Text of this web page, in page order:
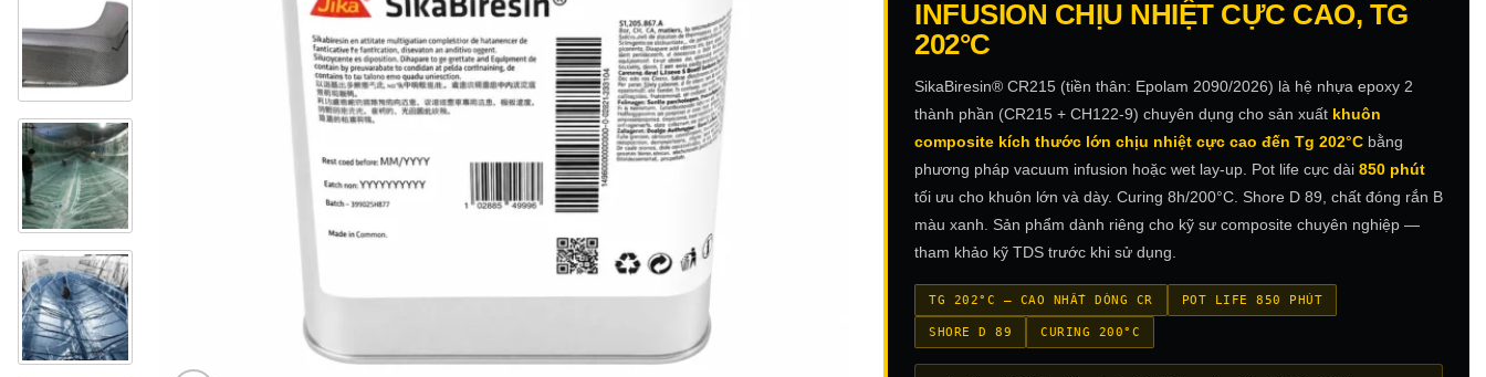
INFUSION CHỊU NHIỆT CỰC CAO, TG
202°C
SikaBiresin® CR215 (tiền thân: Epolam 2090/2026) là hệ nhựa epoxy 2
thành phần (CR215 + CH122-9) chuyên dụng cho sản xuất khuôn
composite kích thước lớn chịu nhiệt cực cao đến Tg 202°C bằng
phương pháp vacuum infusion hoặc wet lay-up. Pot life cực dài 850 phút
tối ưu cho khuôn lớn và dày. Curing 8h/200°C. Shore D 89, chất đóng rắn B
màu xanh. Sản phẩm dành riêng cho kỹ sư composite chuyên nghiệp —
tham khảo kỹ TDS trước khi sử dụng.
TG 202°C — CAO NHẤT DÒNG CR POT LIFE 850 PHÚT
SHORE D 89 CURING 200°C